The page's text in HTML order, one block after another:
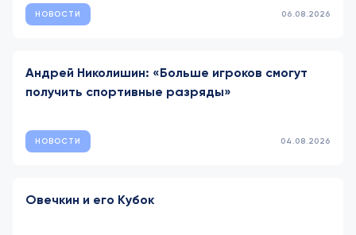
НОВОСТИ 06.08.2026
Андрей Николишин: «Больше игроков смогут
получить спортивные разряды»
НОВОСТИ 04.08.2026
Овечкин и его Кубок